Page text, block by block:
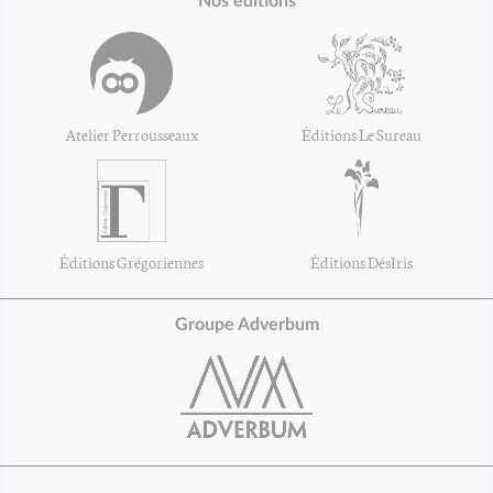
Atelier Perrousseaux Éditions Le Sureau
Éditions Grégoriennes Éditions DésIris
Groupe Adverbum